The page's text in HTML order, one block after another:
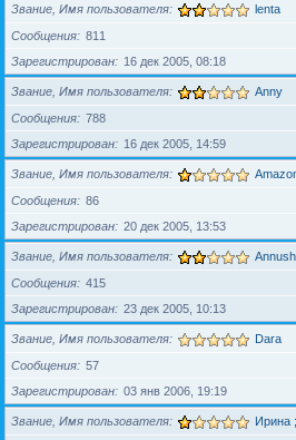
Звание, Имя пользователя lenta
Сообщения
811
Зарегистрирован
16 дек 2005, 08:18
Звание, Имя пользователя Anny
Сообщения
788
Зарегистрирован
16 дек 2005, 14:59
Звание, Имя пользователя
Сообщения
86
Зарегистрирован
20 дек 2005, 13:53
Звание, Имя пользователя
Сообщения
415
Зарегистрирован
23 дек 2005, 10:13
Звание, Имя пользователя Dara
Сообщения
57
Зарегистрирован
03 янв 2006, 19:19
Звание, Имя пользователя Ирина